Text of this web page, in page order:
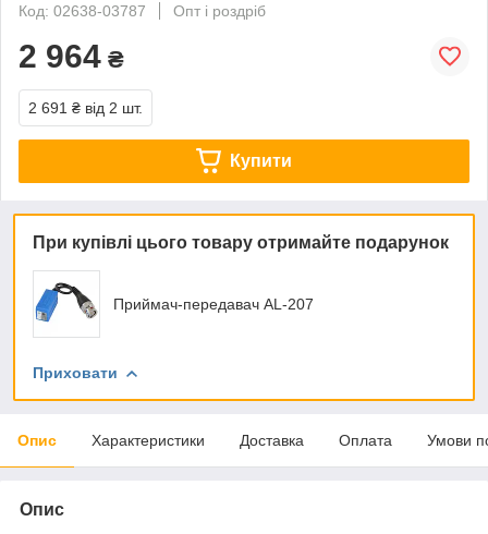
Код: 02638-03787
Опт і роздріб
2 964 ₴
2 691 ₴ від 2 шт.
Купити
При купівлі цього товару отримайте подарунок
Приймач-передавач AL-207
Приховати
Опис Характеристики Доставка Оплата Умови
Опис